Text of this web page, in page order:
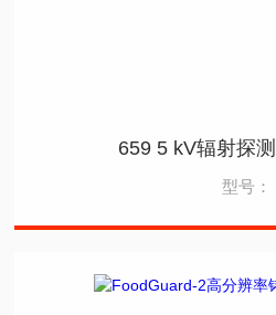
659 5 kV辐射探
型号：